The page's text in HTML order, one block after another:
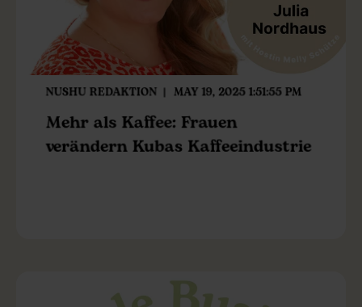
NUSHU REDAKTION MAY 19, 2025 1:51:55 PM
Mehr als Kaffee: Frauen
verändern Kubas Kaffeeindustrie